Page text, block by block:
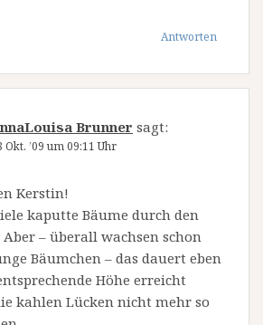
Antworten
Brunner sagt:
Okt. ’09 um 09:11 Uhr
Kerstin!
kaputte Bäume durch den
– überall wachsen schon
Bäumchen – das dauert eben
Höhe erreicht
kahlen Lücken nicht mehr so